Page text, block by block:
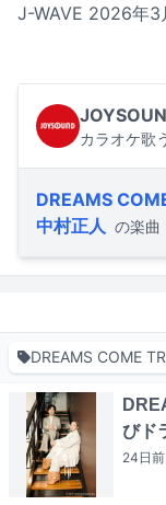
J-WAVE 2026年3
カラオケ歌
DREAMS
中村正人 の楽曲
DREAMS COME
びド
24日前